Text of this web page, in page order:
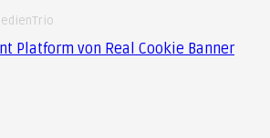
Platform von Real Cookie Banner